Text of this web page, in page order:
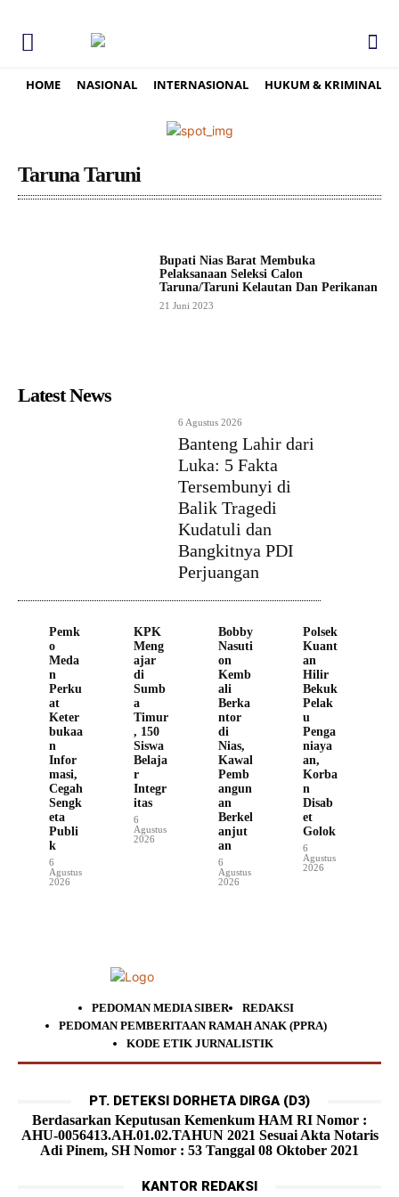
HOME NASIONAL INTERNASIONAL HUKUM & KRIMINAL
Taruna Taruni
Bupati Nias Barat Membuka
Pelaksanaan Seleksi Calon
Taruna/Taruni Kelautan Dan Perikanan
21 Juni 2023
Latest News
6 Agustus 2026
Banteng Lahir dari
Luka: 5 Fakta
Tersembunyi di
Balik Tragedi
Kudatuli dan
Bangkitnya PDI
Perjuangan
Pemk
o
Meda
n
Perku
at
Keter
bukaa
n
Infor
masi,
Cegah
Sengk
eta
Publi
k
6
Agustus
2026
KPK
Meng
ajar
di
Sumb
a
Timur
, 150
Siswa
Belaja
r
Integr
itas
6
Agustus
2026
Bobby
Nasuti
on
Kemb
ali
Berka
ntor
di
Nias,
Kawal
Pemb
angun
an
Berkel
anjut
an
6
Agustus
2026
Polsek
Kuant
an
Hilir
Bekuk
Pelak
u
Penga
niaya
an,
Korba
n
Disab
et
Golok
6
Agustus
2026
PEDOMAN MEDIA SIBER
REDAKSI
PEDOMAN PEMBERITAAN RAMAH ANAK (PPRA)
KODE ETIK JURNALISTIK
PT. DETEKSI DORHETA DIRGA (D3)
Berdasarkan Keputusan Kemenkum HAM RI Nomor :
AHU-0056413.AH.01.02.TAHUN 2021 Sesuai Akta Notaris
Adi Pinem, SH Nomor : 53 Tanggal 08 Oktober 2021
KANTOR REDAKSI